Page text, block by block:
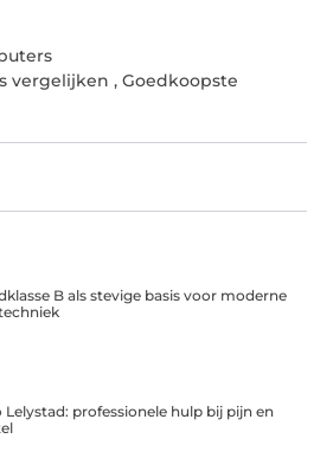
vergelijken ,Goedkoopste
B als stevige basis voor moderne
Lelystad: professionele hulp bij pijn en